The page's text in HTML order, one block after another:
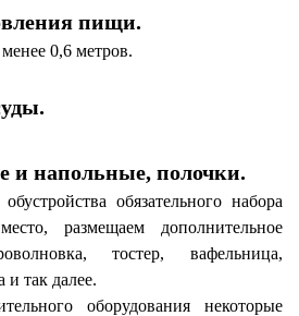
пищи.
0,6 метров.
напольные, полочки.
обязательного набора
размещаем дополнительное
тостер, вафельница,
и так далее.
оборудования некоторые